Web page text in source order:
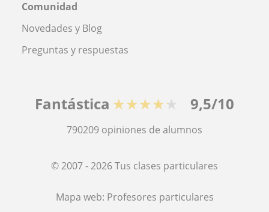
Comunidad
Novedades y Blog
Preguntas y respuestas
Fantástica ★★★★★ 9,5/10
790209 opiniones de alumnos
© 2007 - 2026 Tus clases particulares
Mapa web: Profesores particulares